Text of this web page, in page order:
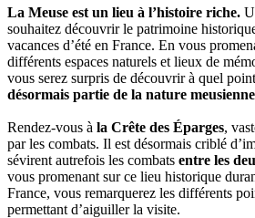
La Meuse est un lieu à l’histoire riche.
souhaitez découvrir le patrimoine
vacances d’été en France. En vous
différents espaces naturels et lieux de
vous serez surpris de découvrir à quel point
désormais partie de la nature
Rendez-vous à la Crête des Éparges,
par les combats. Il est désormais criblé
sévirent autrefois les combats entre les
vous promenant sur ce lieu historique
France, vous remarquerez les différents
permettant d’aiguiller la visite.